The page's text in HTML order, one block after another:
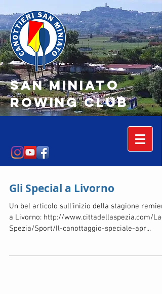
SAN MINIATO
Rowing Club
Gli Special a Livorno
Un bel articolo sull'inizio della stagione
a Livorno: http://www.cittadellaspezia.com/La-
Spezia/Sport/Il-canottaggio-speciale-apr...